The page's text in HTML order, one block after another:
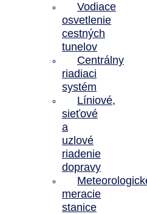
Vodiace
osvetlenie
cestných
tunelov
Centrálny
riadiaci
systém
Líniové,
sieťové
a
uzlové
riadenie
dopravy
meracie
stanice